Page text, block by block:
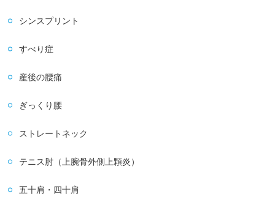
シンスプリント
すべり症
産後の腰痛
ぎっくり腰
ストレートネック
テニス肘（上腕骨外側上顆炎）
五十肩・四十肩